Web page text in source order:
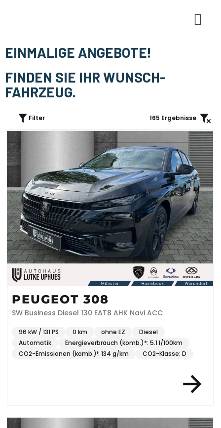
EINMALIGE ANGEBOTE!
FINDEN SIE IHR WUNSCH-
FAHRZEUG.
Filter 165 Ergebnisse
PEUGEOT 308
SW Business Diesel 130 EAT8 AHK Navi ACC
96 kW / 131 PS 0 km ohne EZ
Diesel
Automatik
Energieverbrauch (komb.)*: 5.1 l/100km
CO2-Emissionen (komb.)¹: 134 g/km
CO2-Klasse: D